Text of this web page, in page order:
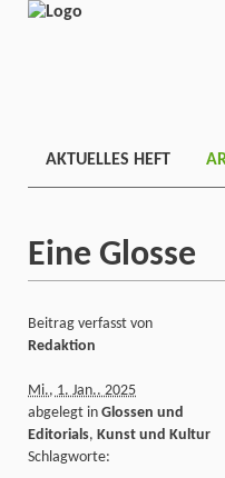
AKTUELLES HEFT
Eine Glosse
Beitrag verfasst von
Redaktion
Mi., 1. Jan.. 2025
abgelegt in Glossen und
Editorials, Kunst und Kultur
Schlagworte: